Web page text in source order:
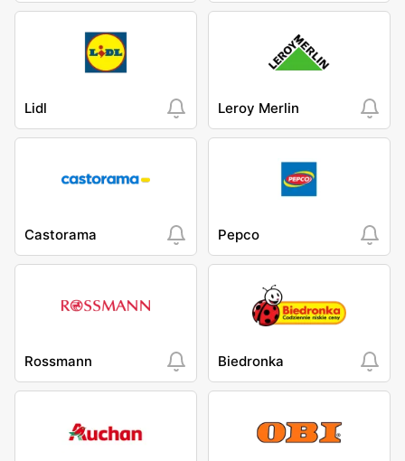
Lidl Leroy Merlin
Castorama Pepco
Rossmann Biedronka